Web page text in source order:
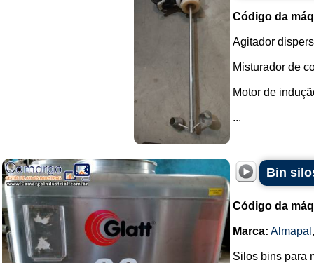
Código da
Agitador
Misturador de
Motor de
...
Bin
Código da
Marca: Almapal
Silos bins para